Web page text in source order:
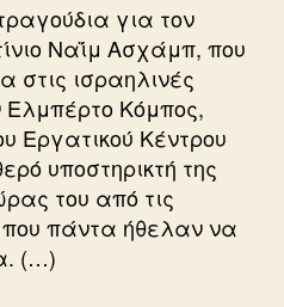
για τον
Ναΐμ Ασχάμπ, που
ισραηλινές
Ελμπέρτο Κόμπος,
Εργατικού Κέντρου
υποστηρικτή της
του από τις
που πάντα ήθελαν να
(…)